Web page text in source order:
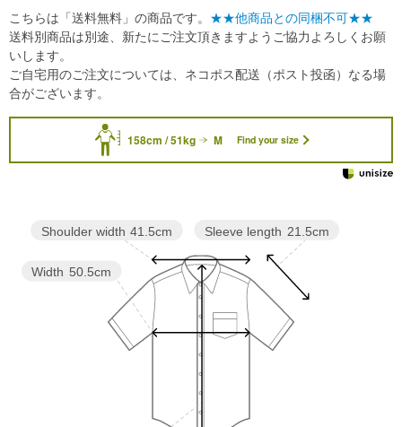
158cm / 51kg M Find your size
Sleeve length 21.5cm
Width 50.5cm
Shoulder width 41.5cm
こちらは「送料無料」の商品です。 ★★他商品との同梱不可★★
送料別商品は別途、新たにご注文頂きますようご協力よろしくお願
いします。
ご自宅用のご注文については、ネコポス配送（ポスト投函）なる場
合がございます。